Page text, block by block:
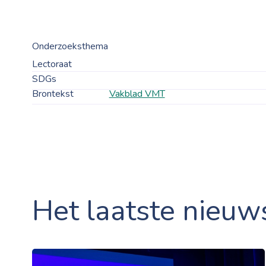
Onderzoeksthema
Lectoraat
SDGs
Brontekst
Vakblad VMT
Het laatste